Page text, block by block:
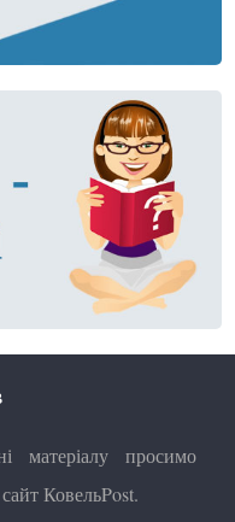
матеріалу просимо
КовельPost.